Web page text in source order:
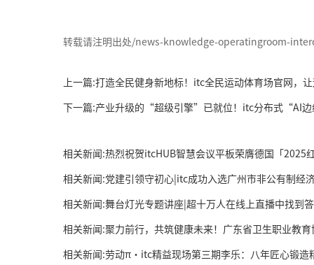
转载请注明出处/news-knowledge-operatingroom-
上一篇:打造全民健身新地标！itc全民运动体育场官网，
下一篇:产业升级的“超级引擎”已就位！itc分布式“AI
相关新闻:热烈祝贺itcHUB智慧会议平板荣膺德国「2025
相关新闻:党建引领守初心|itc成功入选广州市非公有制
相关新闻:舞台灯光专题讲座|超十万人在线上直播中找
相关新闻:劳动π·itc精益现场第三期李乐：八年匠心锻